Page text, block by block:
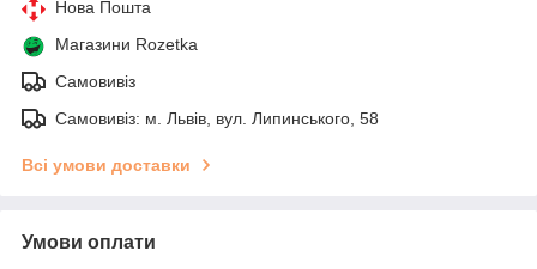
Нова Пошта
Магазини Rozetka
Самовивіз
Самовивіз: м. Львів, вул. Липинського, 58
Всі умови доставки
Умови оплати